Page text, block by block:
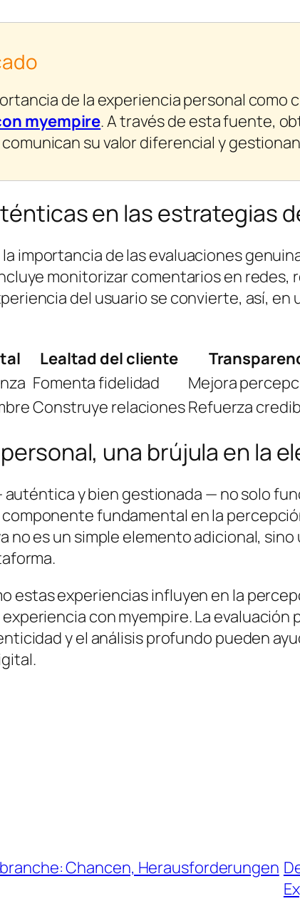
de la experiencia personal
myempire. A través de esta fuente,
su valor diferencial y
en las estrategias
importancia de las evaluaciones
monitorizar comentarios en redes,
del usuario se convierte, así,
Lealtad del cliente
Fomenta fidelidad
Mejora
Construye relacionesRefuerza
una brújula en la
y bien gestionada — no solo
fundamental en la
no es un simple elemento adicional,
estas experiencias influyen en la
con myempire. La
y el análisis profundo pueden
Chancen, Herausforderungen